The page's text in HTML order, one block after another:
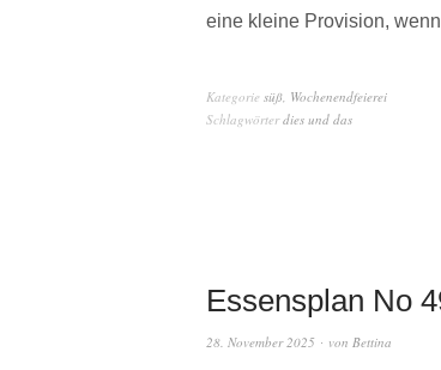
eine kleine Provision,
Kategorie süß, Wochenendfeierei
Schlagwörterdies und das
Essensplan No
28. November 2025 von Bettina